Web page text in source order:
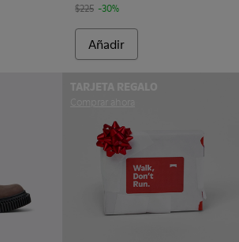
$225 -30%
Añadir